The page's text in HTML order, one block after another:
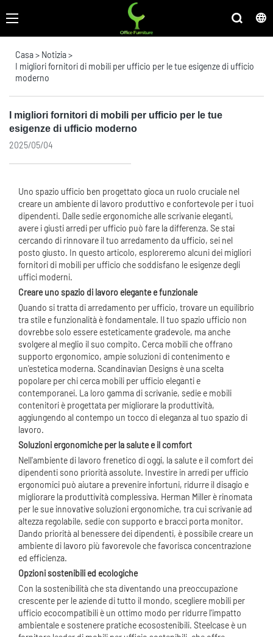
Casa> Notizia>
I migliori fornitori di mobili per ufficio per le tue esigenze di ufficio
moderno
I migliori fornitori di mobili per ufficio per le tue
esigenze di ufficio moderno
2025/05/04
Uno spazio ufficio ben progettato gioca un ruolo cruciale nel
creare un ambiente di lavoro produttivo e confortevole per i tuoi
dipendenti. Dalle sedie ergonomiche alle scrivanie eleganti,
avere i giusti arredi per ufficio può fare la differenza. Se stai
cercando di rinnovare il tuo arredamento da ufficio, sei nel
posto giusto. In questo articolo, esploreremo alcuni dei migliori
fornitori di mobili per ufficio che soddisfano le esigenze degli
uffici moderni.
Creare uno spazio di lavoro elegante e funzionale
Quando si tratta di arredamento per ufficio, trovare un equilibrio
tra stile e funzionalità è fondamentale. Il tuo spazio ufficio non
dovrebbe solo essere esteticamente gradevole, ma anche
svolgere al meglio il suo compito. Cerca mobili che offrano
supporto ergonomico, ampie soluzioni di contenimento e
un'estetica moderna. Scandinavian Designs è una scelta
popolare per chi cerca mobili per ufficio eleganti e
contemporanei. La loro gamma di scrivanie, sedie e mobili
contenitori è progettata per migliorare la produttività,
aggiungendo al contempo un tocco di eleganza al tuo spazio di
lavoro.
Soluzioni ergonomiche per la salute e il comfort
Nell'ambiente di lavoro frenetico di oggi, la salute e il comfort dei
dipendenti sono priorità assolute. Investire in arredi per ufficio
ergonomici può aiutare a prevenire infortuni, ridurre il disagio e
migliorare la produttività complessiva. Herman Miller è rinomata
per le sue innovative soluzioni ergonomiche, tra cui scrivanie ad
altezza regolabile, sedie con supporto e bracci porta monitor.
Dando priorità al benessere dei dipendenti, è possibile creare un
ambiente di lavoro più favorevole che favorisca concentrazione
ed efficienza.
Opzioni sostenibili ed ecologiche
Con la sostenibilità che sta diventando una preoccupazione
crescente per le aziende di tutto il mondo, scegliere mobili per
ufficio ecocompatibili è un ottimo modo per ridurre l'impatto
ambientale e sostenere pratiche ecosostenibili. Steelcase è un